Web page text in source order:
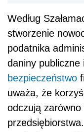
Według
stworzenie
podatnika
daniny publiczne
bezpieczeństwo
uważa, że
odczują